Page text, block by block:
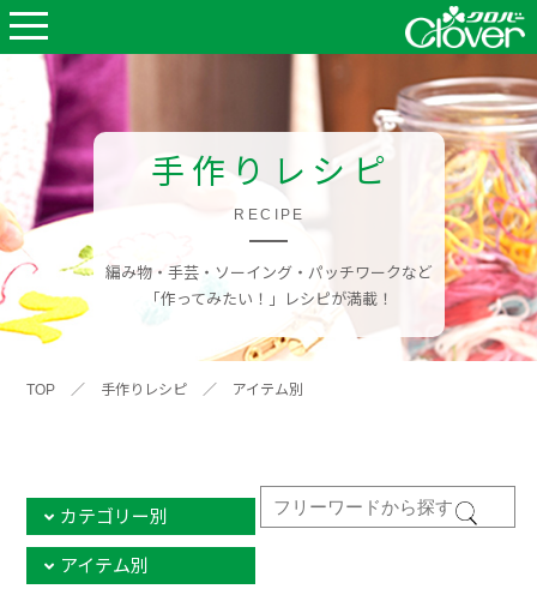
手作りレシピ
RECIPE
編み物・手芸・ソーイング・パッチワークなど
「作ってみたい！」レシピが満載！
TOP ／ 手作りレシピ ／ アイテム別
カテゴリー別
アイテム別